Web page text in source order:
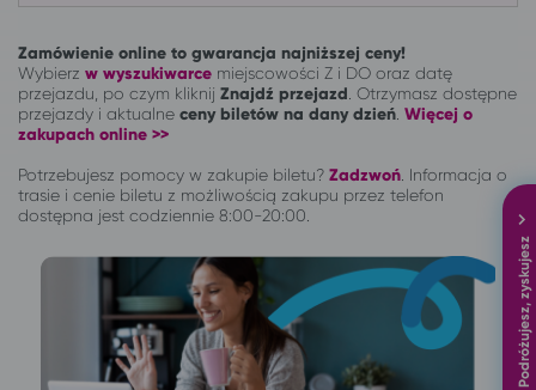
Podróżujesz, zyskujesz
Zamówienie online to gwarancja najniższej ceny!
Wybierz w wyszukiwarce miejscowości Z i DO oraz datę
przejazdu, po czym kliknij Znajdź przejazd . Otrzymasz dostępne
przejazdy i aktualne ceny biletów na dany dzień Więcej o
zakupach online >>
Potrzebujesz pomocy w zakupie biletu? Zadzwoń Informacja o
trasie i cenie biletu z możliwością zakupu przez telefon
dostępna jest codziennie 8:00-20:00.